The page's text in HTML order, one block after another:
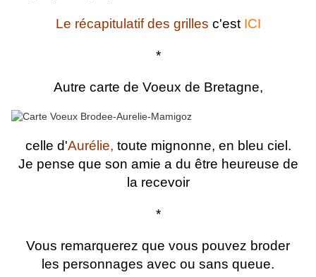
Le récapitulatif des grilles c'est ICI
*
Autre carte de Voeux de Bretagne,
celle d'Aurélie, toute mignonne, en bleu ciel.
Je pense que son amie a du être heureuse de
la recevoir
*
Vous remarquerez que vous pouvez broder
les personnages avec ou sans queue.